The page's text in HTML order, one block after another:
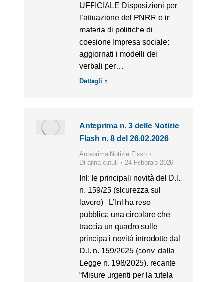
UFFICIALE Disposizioni per
l’attuazione del PNRR e in
materia di politiche di
coesione Impresa sociale:
aggiornati i modelli dei
verbali per…
Dettagli
Anteprima n. 3 delle Notizie
Flash n. 8 del 26.02.2026
Anteprima Notizie Flash
Dianna cutuli 24 Febbraio 2026
Inl: le principali novità del D.l.
n. 159/25 (sicurezza sul
lavoro) L’Inl ha reso
pubblica una circolare che
traccia un quadro sulle
principali novità introdotte dal
D.l. n. 159/2025 (conv. dalla
Legge n. 198/2025), recante
“Misure urgenti per la tutela